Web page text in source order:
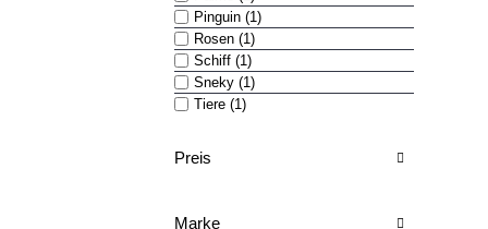
Pinguin (1)
Rosen (1)
Schiff (1)
Sneky (1)
Tiere (1)
Preis
Marke